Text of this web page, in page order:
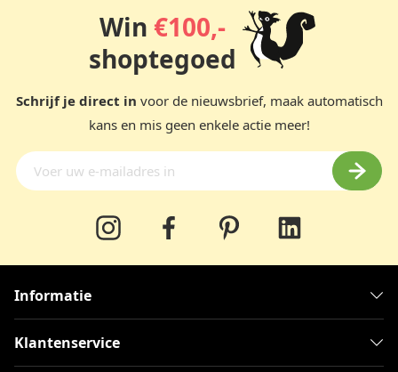
bieden we je heerlijke varianten van rijst aan, zoals zwarte
rijst en bruine rijst.
variant voor een betere voeding. De zwarte rijst is ook
lekker in salades, toetjes en puddings. Omdat deze rijstsoort
afkomstig is uit Azië, is het zeer geschikt voor oosterse
rijstgerechten!
Win €100,-
shoptegoed
Schrijf je direct in voor de nieuwsbrief, maak automatisch
kans en mis geen enkele actie meer!
Informatie
Klantenservice